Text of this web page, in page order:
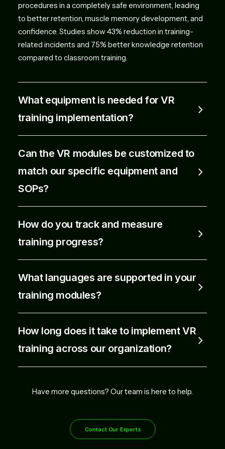
procedures in a completely safe environment, leading
to better retention, muscle memory development, and
confidence. Studies show 43% reduction in training-
related incidents and 75% better knowledge retention
compared to classroom training.
What equipment is needed for VR
training implementation?
Can the VR modules be customized to
match our specific equipment and
SOPs?
How do you track and measure
training progress?
What languages are supported in your
training modules?
How long does it take to implement VR
training across our organization?
Have more questions? Our team is here to help.
Contact Our Experts